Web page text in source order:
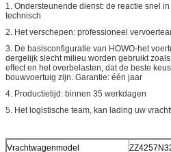
1. Ondersteunende dienst: de reactie snel
technisch
2. Het verschepen: professioneel
3. De basisconfiguratie van HOWO-het
dergelijk slecht milieu worden gebruikt
effect en het overbelasten, dat de beste
bouwvoertuig zijn. Garantie: één jaar
4. Productietijd: binnen 35 werkdagen
5. Het logistische team, kan lading uw
Vrachtwagenmodel